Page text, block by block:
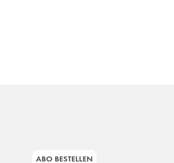
ABO BESTELLEN